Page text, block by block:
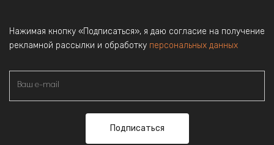
Нажимая кнопку «Подписаться», я даю согласие на получение
рекламной рассылки и обработку персональных данных
Подписаться